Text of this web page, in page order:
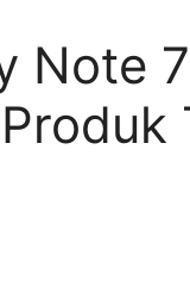
Note